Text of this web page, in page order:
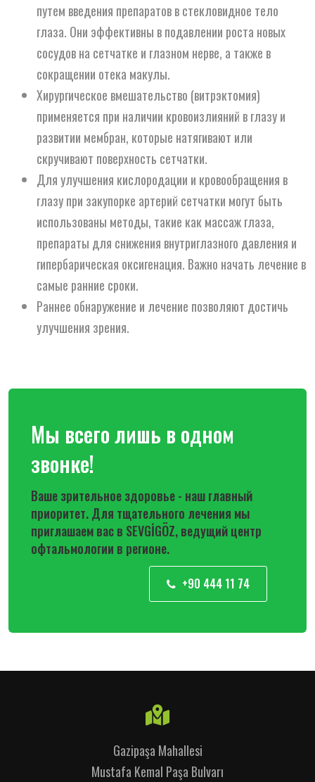
путем введения препаратов в стекловидное тело
глаза. Они эффективны в подавлении роста новых
сосудов на сетчатке и глазном нерве, а также в
сокращении отека макулы.
Хирургическое вмешательство (витрэктомия)
применяется при наличии кровоизлияний в глазу и
развитии мембран, которые натягивают или
скручивают поверхность сетчатки.
Для улучшения кислородации и кровообращения в
глазу при закупорке артерий сетчатки могут быть
использованы методы, такие как массаж глаза,
препараты для снижения внутриглазного давления и
гипербарическая оксигенация. Важно начать лечение в
самые ранние сроки.
Раннее обнаружение и лечение позволяют достичь
улучшения зрения.
Мы всего лишь в одном
звонке!
Ваше зрительное здоровье - наш главный
приоритет. Для тщательного лечения мы
приглашаем вас в SEVGİGÖZ, ведущий центр
офтальмологии в регионе.
+90 444 11 74
Gazipaşa Mahallesi
Mustafa Kemal Paşa Bulvarı